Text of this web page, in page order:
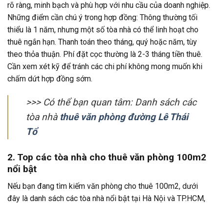
rõ ràng, minh bạch và phù hợp với nhu cầu của doanh nghiệp.
Những điểm cần chú ý trong hợp đồng: Thông thường tối
thiểu là 1 năm, nhưng một số tòa nhà có thể linh hoạt cho
thuê ngắn hạn. Thanh toán theo tháng, quý hoặc năm, tùy
theo thỏa thuận. Phí đặt cọc thường là 2-3 tháng tiền thuê.
Cần xem xét kỹ để tránh các chi phí không mong muốn khi
chấm dứt hợp đồng sớm.
>>> Có thể bạn quan tâm: Danh sách các
tòa nhà thuê văn phòng đường Lê Thái
Tổ
2. Top các tòa nhà cho thuê văn phòng 100m2
nổi bật
Nếu bạn đang tìm kiếm văn phòng cho thuê 100m2, dưới
đây là danh sách các tòa nhà nổi bật tại Hà Nội và TP.HCM,